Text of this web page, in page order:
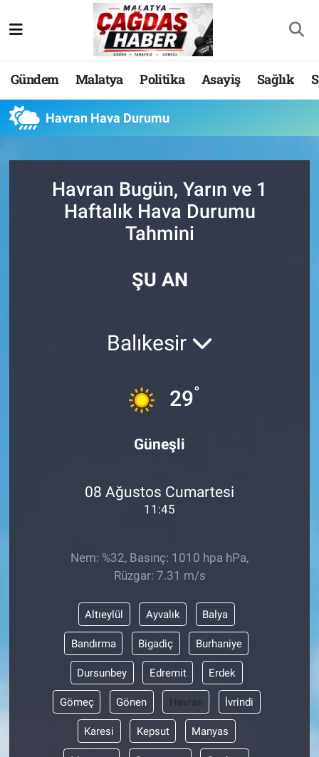
Gündem Malatya Politika Asayiş Sağlık
Havran Hava Durumu
Havran Bugün, Yarın ve 1
Haftalık Hava Durumu
Tahmini
ŞU AN
Balıkesir
29°
Güneşli
08 Ağustos Cumartesi
11:45
Nem: %32, Basınç: 1010 hpa hPa,
Rüzgar: 7.31 m/s
Altıeylül Ayvalık Balya
Bandırma Bigadiç Burhaniye
Dursunbey Edremit Erdek
Gömeç Gönen Havran İvrindi
Karesi Kepsut Manyas
Nöbetçi Eczaneler
Hava Durumu
Malatya Namaz Vakitleri
Trafik Durumu
Süper Lig Puan Durumu ve Fikstür
Son Dakika Haberleri